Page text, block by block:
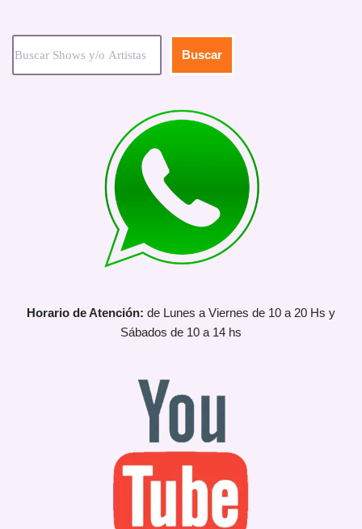
Buscar
Horario de Atención: de Lunes a Viernes de 10 a 20 Hs y
Sábados de 10 a 14 hs